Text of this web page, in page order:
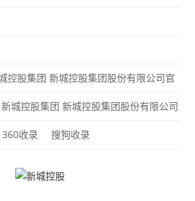
控股集团 新城控股集团股份有限公司官
新城控股集团 新城控股集团股份有限公司
360收录 搜狗收录